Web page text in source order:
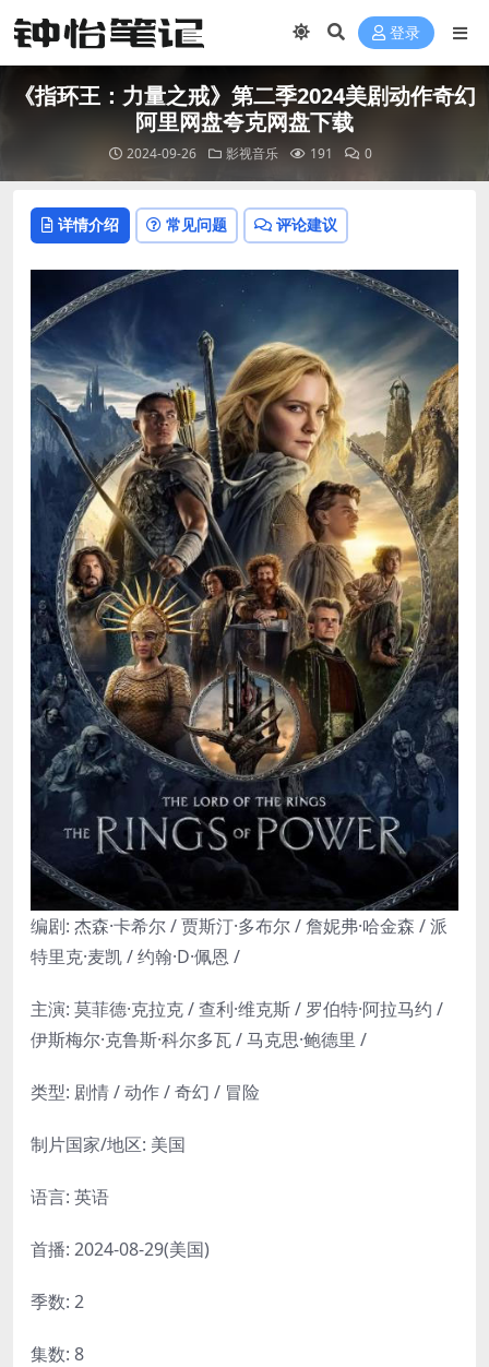
登录
《指环王：力量之戒》第二季2024美剧动作奇幻
阿里网盘夸克网盘下载
2024-09-26 影视音乐 191 0
详情介绍 常见问题 评论建议
编剧: 杰森·卡希尔 / 贾斯汀·多布尔 / 詹妮弗·哈金森 / 派
特里克·麦凯 / 约翰·D·佩恩 /
主演: 莫菲德·克拉克 / 查利·维克斯 / 罗伯特·阿拉马约 /
伊斯梅尔·克鲁斯·科尔多瓦 / 马克思·鲍德里 /
类型: 剧情 / 动作 / 奇幻 / 冒险
制片国家/地区: 美国
语言: 英语
首播: 2024-08-29(美国)
季数: 2
集数: 8